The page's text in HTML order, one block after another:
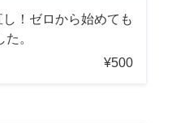
！ゼロから始めても
。
¥500